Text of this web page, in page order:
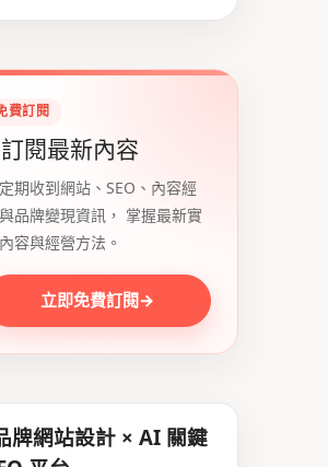
費訂閱
訂閱最新內容
期收到網站、SEO、內容經
品牌變現資訊， 掌握最新實
容與經營方法。
立即免費訂閱→
牌網站設計 × AI 關鍵